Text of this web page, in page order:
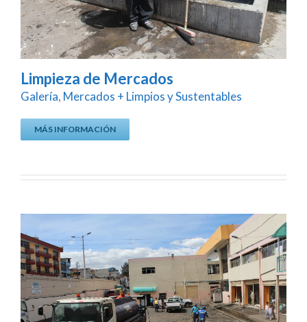
Limpieza de Mercados
Galería, Mercados + Limpios y Sustentables
MÁS INFORMACIÓN